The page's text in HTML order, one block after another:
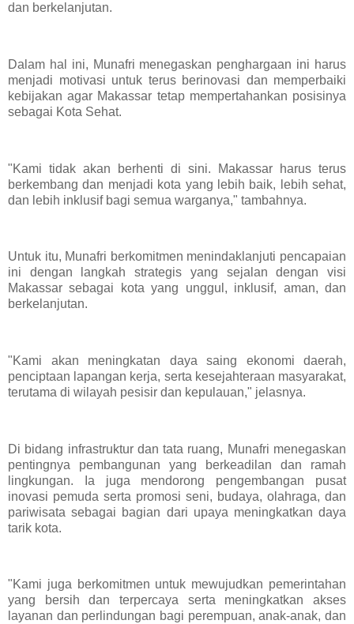
dan berkelanjutan.
Dalam hal ini, Munafri menegaskan penghargaan ini harus
menjadi motivasi untuk terus berinovasi dan memperbaiki
kebijakan agar Makassar tetap mempertahankan posisinya
sebagai Kota Sehat.
"Kami tidak akan berhenti di sini. Makassar harus terus
berkembang dan menjadi kota yang lebih baik, lebih sehat,
dan lebih inklusif bagi semua warganya," tambahnya.
Untuk itu, Munafri berkomitmen menindaklanjuti pencapaian
ini dengan langkah strategis yang sejalan dengan visi
Makassar sebagai kota yang unggul, inklusif, aman, dan
berkelanjutan.
"Kami akan meningkatan daya saing ekonomi daerah,
penciptaan lapangan kerja, serta kesejahteraan masyarakat,
terutama di wilayah pesisir dan kepulauan," jelasnya.
Di bidang infrastruktur dan tata ruang, Munafri menegaskan
pentingnya pembangunan yang berkeadilan dan ramah
lingkungan. Ia juga mendorong pengembangan pusat
inovasi pemuda serta promosi seni, budaya, olahraga, dan
pariwisata sebagai bagian dari upaya meningkatkan daya
tarik kota.
"Kami juga berkomitmen untuk mewujudkan pemerintahan
yang bersih dan terpercaya serta meningkatkan akses
layanan dan perlindungan bagi perempuan, anak-anak, dan